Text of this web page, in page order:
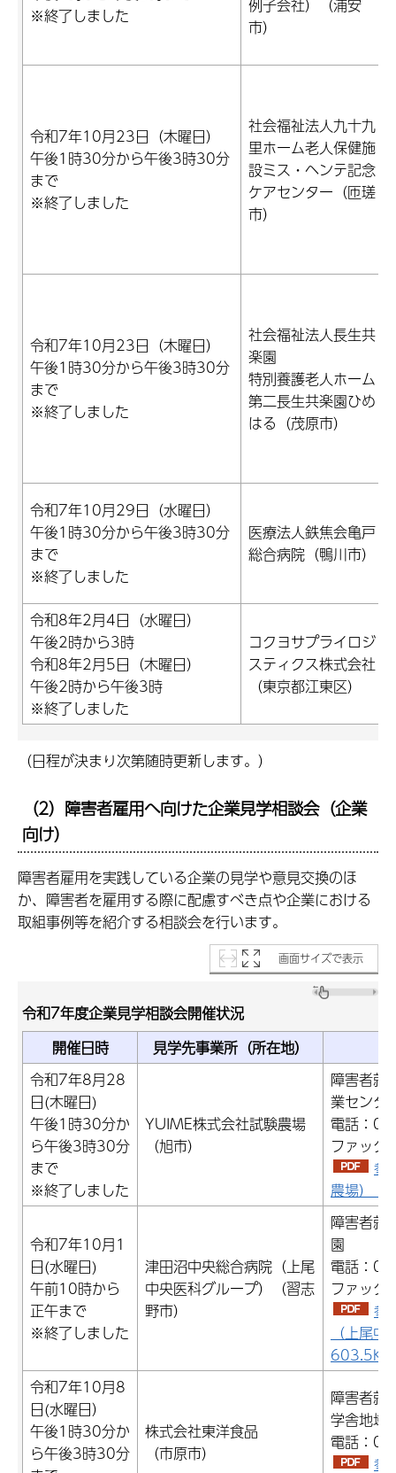
※終了しました
例子会社）（浦安
市）
令和7年10月23日（木曜日）
午後1時30分から午後3時30分
まで
※終了しました
社会福祉法人九十九
里ホーム老人保健施
設ミス・ヘンテ記念
ケアセンター（匝瑳
市）
令和7年10月23日（木曜日）
午後1時30分から午後3時30分
まで
※終了しました
社会福祉法人長生共
楽園
特別養護老人ホーム
第二長生共楽園ひめ
はる（茂原市）
令和7年10月29日（水曜日）
午後1時30分から午後3時30分
まで
※終了しました
医療法人鉄焦会亀戸
総合病院（鴨川市）
令和8年2月4日（水曜日）
午後2時から3時
令和8年2月5日（木曜日）
午後2時から午後3時
※終了しました
コクヨサプライロジ
スティクス株式会社
（東京都江東区）
（日程が決まり次第随時更新します。）
（2） 障害者雇用へ向けた企業見学相談会（企業
向け）
障害者雇用を実践している企業の見学や意見交換のほ
か、障害者を雇用する際に配慮すべき点や企業における
取組事例等を紹介する相談会を行います。
画面サイズで表示
令和7年度企業見学相談会開催状況
開催日時
見学先事業所（所在地）
令和7年8月28
日(木曜日)
午後1時30分か
ら午後3時30分
まで
※終了しました
YUIME株式会社試験農場
（旭市）
障害者就
業センタ
電話：
ファッ
参
農場）（
令和7年10月1
日(水曜日)
午前10時から
正午まで
※終了しました
津田沼中央総合病院（上尾
中央医科グループ）（習志
野市）
障害者就
園
電話：
ファッ
参
（上尾
603.5KB
令和7年10月8
日(水曜日）
午後1時30分か
ら午後3時30分
株式会社東洋食品
（市原市）
障害者就
学舎地域
電話：
参